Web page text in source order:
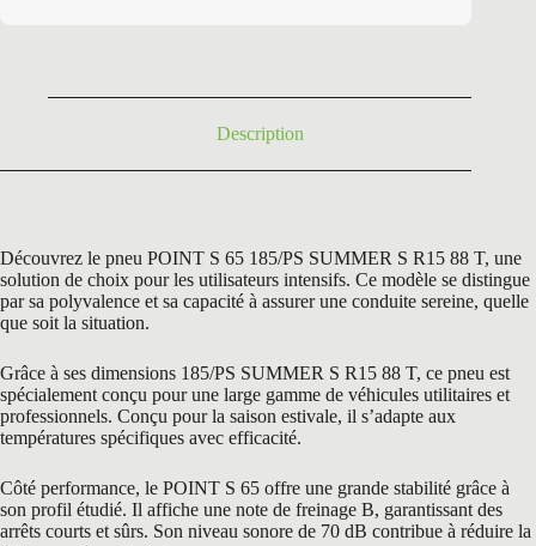
Description
Découvrez le pneu POINT S 65 185/PS SUMMER S R15 88 T, une
solution de choix pour les utilisateurs intensifs. Ce modèle se distingue
par sa polyvalence et sa capacité à assurer une conduite sereine, quelle
que soit la situation.
Grâce à ses dimensions 185/PS SUMMER S R15 88 T, ce pneu est
spécialement conçu pour une large gamme de véhicules utilitaires et
professionnels. Conçu pour la saison estivale, il s’adapte aux
températures spécifiques avec efficacité.
Côté performance, le POINT S 65 offre une grande stabilité grâce à
son profil étudié. Il affiche une note de freinage B, garantissant des
arrêts courts et sûrs. Son niveau sonore de 70 dB contribue à réduire la